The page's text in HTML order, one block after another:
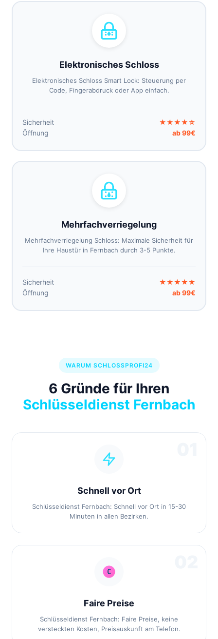
Elektronisches Schloss
Elektronisches Schloss Smart Lock: Steuerung per
Code, Fingerabdruck oder App einfach.
Sicherheit
★★★★☆
Öffnung
ab 99€
Mehrfachverriegelung
Mehrfachverriegelung Schloss: Maximale Sicherheit für
Ihre Haustür in Fernbach durch 3-5 Punkte.
Sicherheit
★★★★★
Öffnung
ab 99€
WARUM SCHLOSSPROFI24
6 Gründe für Ihren
Schlüsseldienst Fernbach
Schnell vor Ort
Schlüsseldienst Fernbach: Schnell vor Ort in 15-30
Minuten in allen Bezirken.
Faire Preise
Schlüsseldienst Fernbach: Faire Preise, keine
versteckten Kosten, Preisauskunft am Telefon.